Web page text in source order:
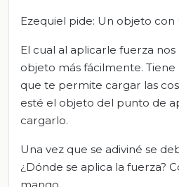
Ezequiel pide: Un objeto con
El cual al aplicarle fuerza
objeto más fácilmente.
que te permite cargar las
esté el objeto del punto de
cargarlo.
Una vez que se adiviné se
¿Dónde se aplica la fuerza?